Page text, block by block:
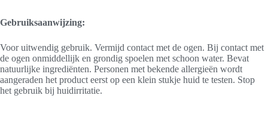
Gebruiksaanwijzing:
Voor uitwendig gebruik. Vermijd contact met de ogen. Bij contact met
de ogen onmiddellijk en grondig spoelen met schoon water. Bevat
natuurlijke ingrediënten. Personen met bekende allergieën wordt
aangeraden het product eerst op een klein stukje huid te testen. Stop
het gebruik bij huidirritatie.